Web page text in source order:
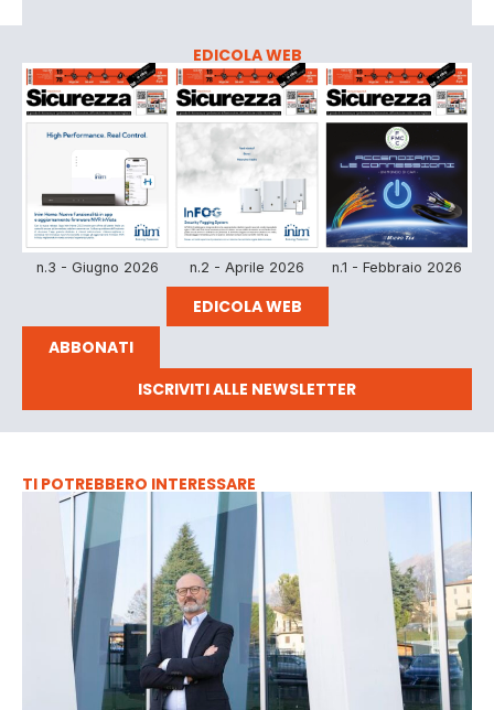
EDICOLA WEB
n.3 - Giugno 2026 n.2 - Aprile 2026 n.1 - Febbraio 2026
EDICOLA WEB
ABBONATI
ISCRIVITI ALLE NEWSLETTER
TI POTREBBERO INTERESSARE